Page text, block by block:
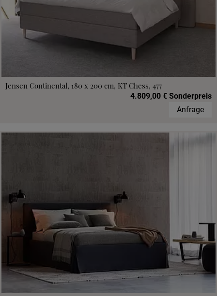
Jensen Continental, 180 x 200 cm, KT Chess, 477
4.809,00 € Sonderpreis
Anfrage